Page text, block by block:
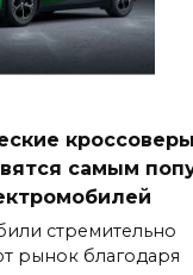
самым
стремительно
рынок благодаря